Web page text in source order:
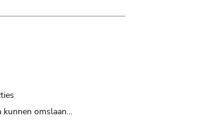
kunnen omslaan…